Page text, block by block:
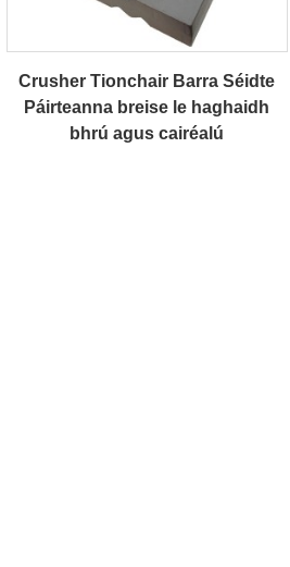
Crusher Tionchair Barra Séidte
Páirteanna breise le haghaidh
bhrú agus cairéalú